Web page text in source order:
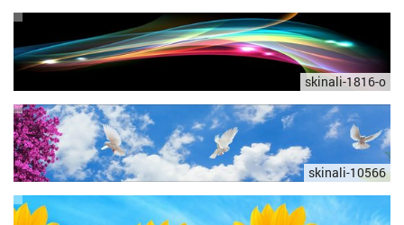
skinali-1816-o
skinali-10566